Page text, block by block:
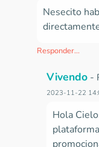
Nesecito
Responder...
Vivendo -
2023-11-22
Hola